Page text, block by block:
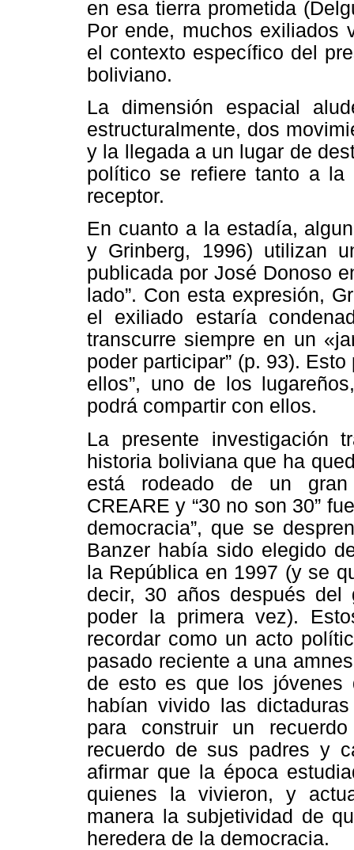
en esa tierra prometida
Por ende, muchos exiliados
el contexto específico del
boliviano.
La dimensión espacial
estructuralmente, dos
y la llegada a un lugar de
político se refiere tanto a
receptor.
En cuanto a la estadía,
y Grinberg, 1996) utilizan
publicada por José Donoso
lado”. Con esta expresión,
el exiliado estaría
transcurre siempre en un
poder participar” (p. 93).
ellos”, uno de los
podrá compartir con ellos.
La presente investigación
historia boliviana que ha
está rodeado de un gran
CREARE y “30 no son 30”
democracia”, que se
Banzer había sido elegido
la República en 1997 (y se
decir, 30 años después
poder la primera vez).
recordar como un acto
pasado reciente a una
de esto es que los jóvenes
habían vivido las
para construir un
recuerdo de sus padres y
afirmar que la época
quienes la vivieron, y
manera la subjetividad de
heredera de la democracia.